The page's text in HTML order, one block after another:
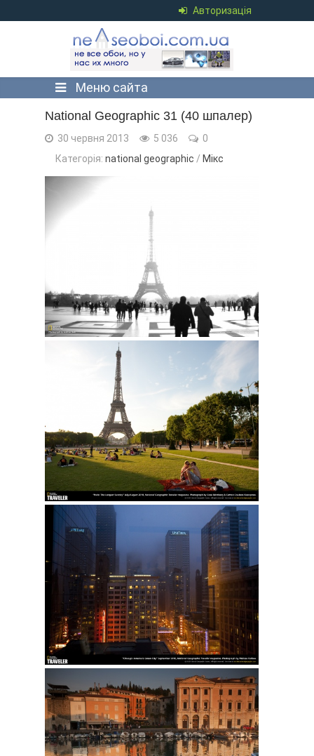
Авторизація
Меню сайта
National Geographic 31 (40 шпалер)
30 червня 2013 5 036
0
Категорія: national geographic / Мікс